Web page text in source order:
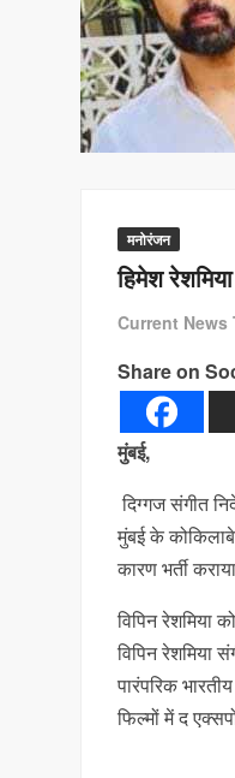
मनोरंजन
हिमेश
Current News
Share on
मुंबई,
दिग्गज संगीत
मुंबई के
कारण भर्ती
विपिन रेशमिया
विपिन रेशमिया
पारंपरिक
फिल्मों में द